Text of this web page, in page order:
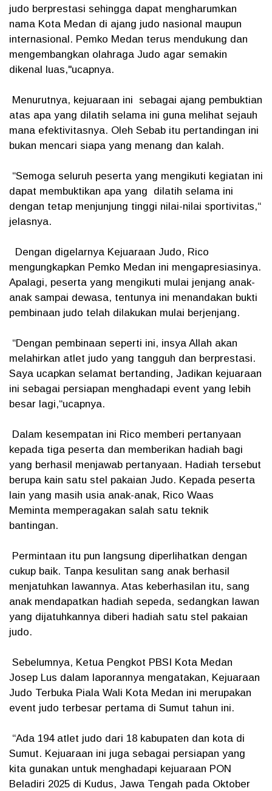
judo berprestasi sehingga dapat mengharumkan
nama Kota Medan di ajang judo nasional maupun
internasional. Pemko Medan terus mendukung dan
mengembangkan olahraga Judo agar semakin
dikenal luas,"ucapnya.
Menurutnya, kejuaraan ini sebagai ajang pembuktian
atas apa yang dilatih selama ini guna melihat sejauh
mana efektivitasnya. Oleh Sebab itu pertandingan ini
bukan mencari siapa yang menang dan kalah.
“Semoga seluruh peserta yang mengikuti kegiatan ini
dapat membuktikan apa yang dilatih selama ini
dengan tetap menjunjung tinggi nilai-nilai sportivitas,“
jelasnya.
Dengan digelarnya Kejuaraan Judo, Rico
mengungkapkan Pemko Medan ini mengapresiasinya.
Apalagi, peserta yang mengikuti mulai jenjang anak-
anak sampai dewasa, tentunya ini menandakan bukti
pembinaan judo telah dilakukan mulai berjenjang.
“Dengan pembinaan seperti ini, insya Allah akan
melahirkan atlet judo yang tangguh dan berprestasi.
Saya ucapkan selamat bertanding, Jadikan kejuaraan
ini sebagai persiapan menghadapi event yang lebih
besar lagi,“ucapnya.
Dalam kesempatan ini Rico memberi pertanyaan
kepada tiga peserta dan memberikan hadiah bagi
yang berhasil menjawab pertanyaan. Hadiah tersebut
berupa kain satu stel pakaian Judo. Kepada peserta
lain yang masih usia anak-anak, Rico Waas
Meminta memperagakan salah satu teknik
bantingan.
Permintaan itu pun langsung diperlihatkan dengan
cukup baik. Tanpa kesulitan sang anak berhasil
menjatuhkan lawannya. Atas keberhasilan itu, sang
anak mendapatkan hadiah sepeda, sedangkan lawan
yang dijatuhkannya diberi hadiah satu stel pakaian
judo.
Sebelumnya, Ketua Pengkot PBSI Kota Medan
Josep Lus dalam laporannya mengatakan, Kejuaraan
Judo Terbuka Piala Wali Kota Medan ini merupakan
event judo terbesar pertama di Sumut tahun ini.
“Ada 194 atlet judo dari 18 kabupaten dan kota di
Sumut. Kejuaraan ini juga sebagai persiapan yang
kita gunakan untuk menghadapi kejuaraan PON
Beladiri 2025 di Kudus, Jawa Tengah pada Oktober